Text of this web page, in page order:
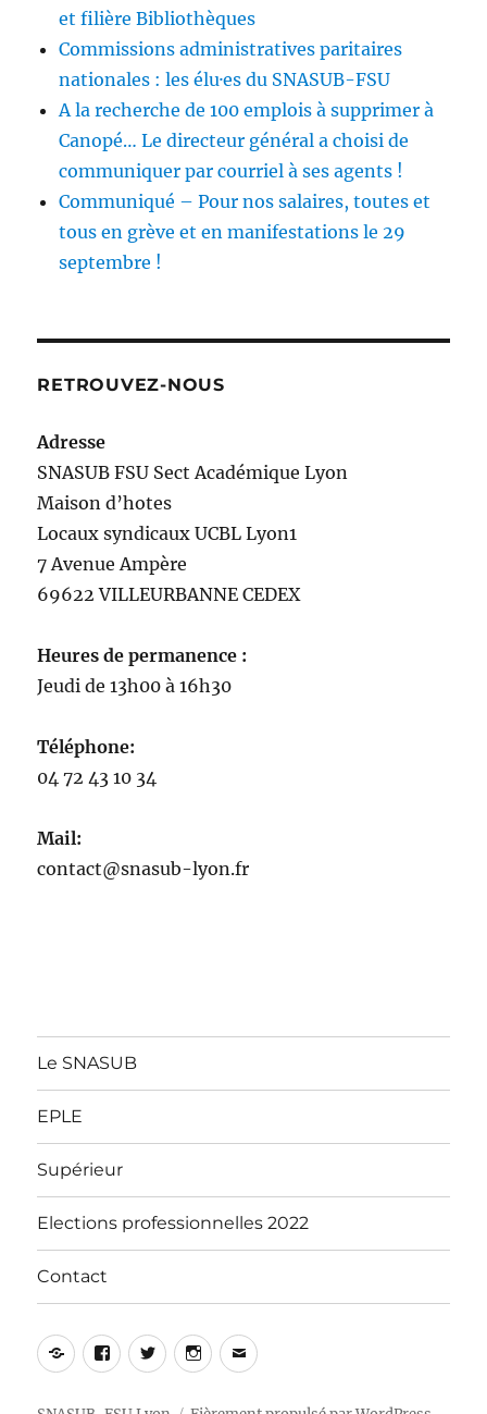
et filière Bibliothèques
Commissions administratives paritaires
nationales : les élu·es du SNASUB-FSU
A la recherche de 100 emplois à supprimer à
Canopé… Le directeur général a choisi de
communiquer par courriel à ses agents !
Communiqué – Pour nos salaires, toutes et
tous en grève et en manifestations le 29
septembre !
RETROUVEZ-NOUS
Adresse
SNASUB FSU Sect Académique Lyon
Maison d’hotes
Locaux syndicaux UCBL Lyon1
7 Avenue Ampère
69622 VILLEURBANNE CEDEX
Heures de permanence :
Jeudi de 13h00 à 16h30
Téléphone:
04 72 43 10 34
Mail:
contact@snasub-lyon.fr
Le SNASUB
EPLE
Supérieur
Elections professionnelles 2022
Contact
Yelp Facebook
TwitterInstagram
E-